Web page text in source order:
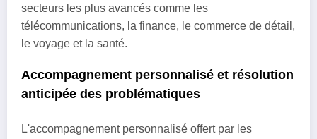
secteurs les plus avancés comme les
télécommunications, la finance, le commerce de détail,
le voyage et la santé.
Accompagnement personnalisé et résolution
anticipée des problématiques
L'accompagnement personnalisé offert par les